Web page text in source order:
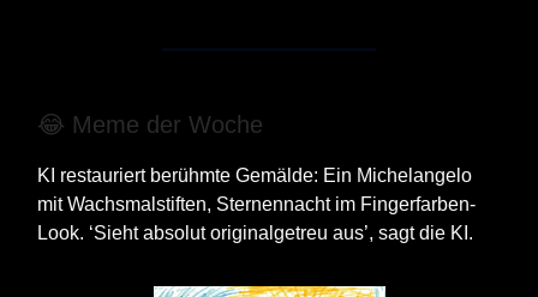
😂 Meme der Woche
KI restauriert berühmte Gemälde: Ein Michelangelo
mit Wachsmalstiften, Sternennacht im Fingerfarben-
Look. ‘Sieht absolut originalgetreu aus’, sagt die KI.